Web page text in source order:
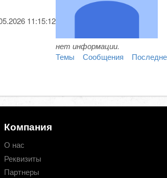
11:15:12
нет информации.
Темы
Сообщения
Компания
О нас
Реквизиты
Партнеры